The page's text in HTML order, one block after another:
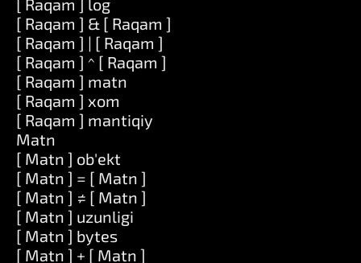
[ Raqam ] log
[ Raqam ] & [ Raqam ]
[ Raqam ] | [ Raqam ]
[ Raqam ] ^ [ Raqam ]
[ Raqam ] matn
[ Raqam ] xom
[ Raqam ] mantiqiy
Matn
[ Matn ] ob'ekt
[ Matn ] = [ Matn ]
[ Matn ] ≠ [ Matn ]
[ Matn ] uzunligi
[ Matn ] bytes
[ Matn ] + [ Matn ]